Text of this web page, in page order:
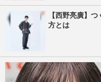
【西野亮廣】
方とは